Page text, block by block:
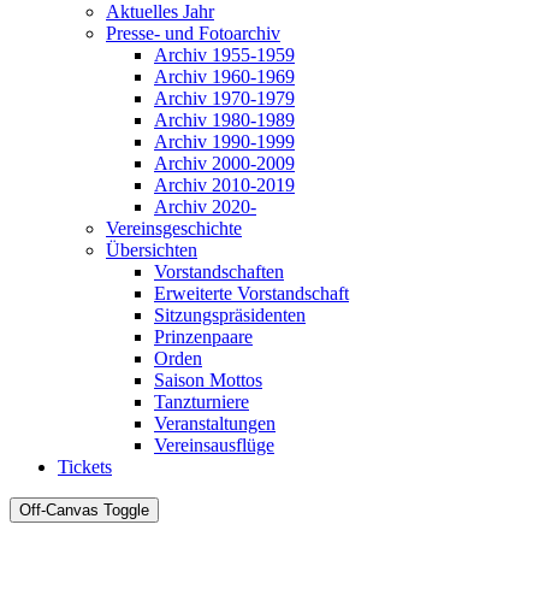
Aktuelles Jahr
Presse- und Fotoarchiv
Archiv 1955-1959
Archiv 1960-1969
Archiv 1970-1979
Archiv 1980-1989
Archiv 1990-1999
Archiv 2000-2009
Archiv 2010-2019
Archiv 2020-
Vereinsgeschichte
Übersichten
Vorstandschaften
Erweiterte Vorstandschaft
Sitzungspräsidenten
Prinzenpaare
Orden
Saison Mottos
Tanzturniere
Veranstaltungen
Vereinsausflüge
Tickets
Off-Canvas Toggle